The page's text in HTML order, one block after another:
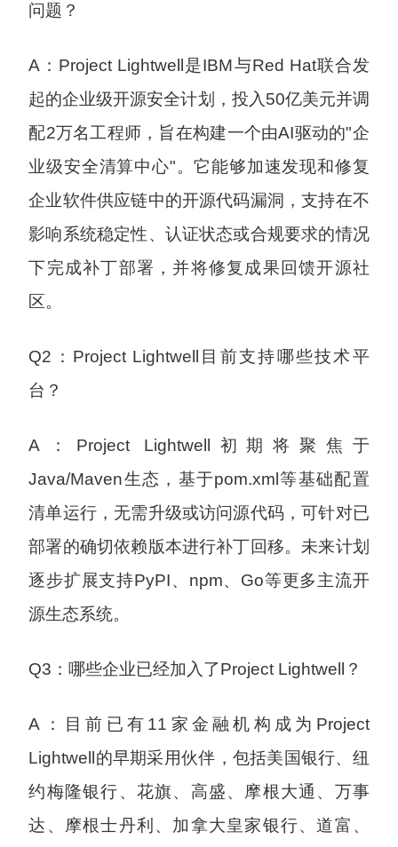
问题？
A：Project Lightwell是IBM与Red Hat联合发
起的企业级开源安全计划，投入50亿美元并调
配2万名工程师，旨在构建一个由AI驱动的"企
业级安全清算中心"。它能够加速发现和修复
企业软件供应链中的开源代码漏洞，支持在不
影响系统稳定性、认证状态或合规要求的情况
下完成补丁部署，并将修复成果回馈开源社
区。
Q2：Project Lightwell目前支持哪些技术平
台？
A：Project Lightwell初期将聚焦于
Java/Maven生态，基于pom.xml等基础配置
清单运行，无需升级或访问源代码，可针对已
部署的确切依赖版本进行补丁回移。未来计划
逐步扩展支持PyPI、npm、Go等更多主流开
源生态系统。
Q3：哪些企业已经加入了Project Lightwell？
A：目前已有11家金融机构成为Project
Lightwell的早期采用伙伴，包括美国银行、纽
约梅隆银行、花旗、高盛、摩根大通、万事
达、摩根士丹利、加拿大皇家银行、道富、